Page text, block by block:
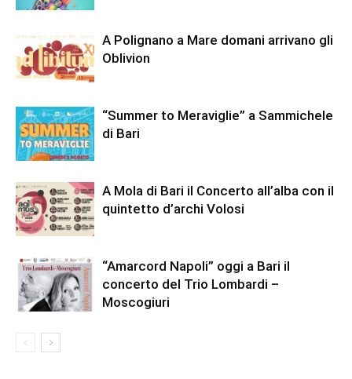
A Polignano a Mare domani arrivano gli
Oblivion
“Summer to Meraviglie” a Sammichele
di Bari
A Mola di Bari il Concerto all’alba con il
quintetto d’archi Volosi
“Amarcord Napoli” oggi a Bari il
concerto del Trio Lombardi –
Moscogiuri